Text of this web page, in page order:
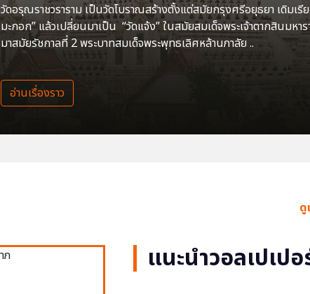
วัดอรุณราชวราราม เป็นวัดโบราณสร้างตั้งแต่สมัยกรุงศรีอยุธยา เดิมเรีย
มะกอก” แล้วเปลี่ยนมาเป็น “วัดแจ้ง” ในสมัยสมเด็จพระเจ้าตากสินมหา
มาสมัยรัชกาลที่ 2 พระบาทสมเด็จพระพุทธเลิศหล้านภาลัย ..
อ่านเรื่องราว
ดู
แนะนำวอลเปเปอ